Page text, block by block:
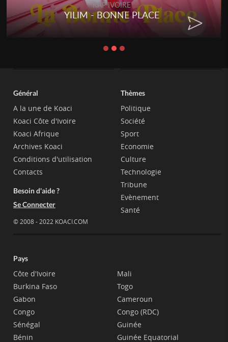
RAP IVOIRE
RENARD BARAKISSA - DOS DE
CHAT
Général
A la une de Koaci
Koaci Côte d'Ivoire
Koaci Afrique
Archives Koaci
Conditions d'utilisation
Contacts
Besoin d'aide ?
Se Connecter
© 2008 - 2022 KOACI.COM
Thèmes
Politique
Société
Sport
Economie
Culture
Technologie
Tribune
Evènement
Santé
Pays
Côte d'Ivoire
Burkina Faso
Gabon
Congo
Sénégal
Bénin
Mali
Togo
Cameroun
Congo (RDC)
Guinée
Guinée Equatorial